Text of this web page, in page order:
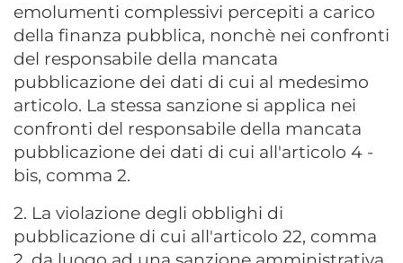
emolumenti complessivi percepiti a carico
della finanza pubblica, nonchè nei confronti
del responsabile della mancata
pubblicazione dei dati di cui al medesimo
articolo. La stessa sanzione si applica nei
confronti del responsabile della mancata
pubblicazione dei dati di cui all'articolo 4 -
bis, comma 2.
2. La violazione degli obblighi di
pubblicazione di cui all'articolo 22, comma